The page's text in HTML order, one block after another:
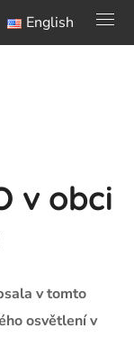
English
v obci
v tomto
osvětlení v